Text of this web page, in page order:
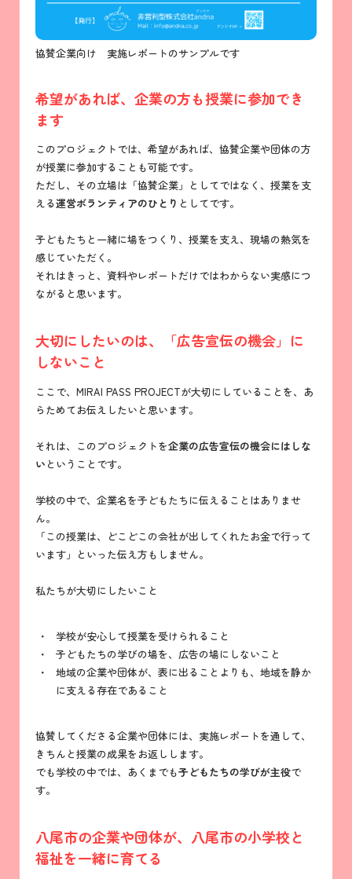
協賛企業向け 実施レポートのサンプルです
希望があれば、企業の方も授業に参加でき
ます
このプロジェクトでは、希望があれば、協賛企業や団体の方
が授業に参加することも可能です。
ただし、その立場は「協賛企業」としてではなく、授業を支
える運営ボランティアのひとり としてです。
子どもたちと一緒に場をつくり、授業を支え、現場の熱気を
感じていただく。
それはきっと、資料やレポートだけではわからない実感につ
ながると思います。
大切にしたいのは、「広告宣伝の機会」に
しないこと
ここで、MIRAI PASS PROJECTが大切にしていることを、あ
らためてお伝えしたいと思います。
それは、このプロジェクトを企業の広告宣伝の機会にはしな
い ということです。
学校の中で、企業名を子どもたちに伝えることはありませ
ん。
「この授業は、どこどこの会社が出してくれたお金で行って
います」といった伝え方もしません。
私たちが大切にしたいこと
学校が安心して授業を受けられること
子どもたちの学びの場を、広告の場にしないこと
地域の企業や団体が、表に出ることよりも、地域を静か
に支える存在であること
協賛してくださる企業や団体には、実施レポートを通して、
きちんと授業の成果をお返しします。
でも学校の中では、あくまでも子どもたちの学びが主役で
す。
八尾市の企業や団体が、八尾市の小学校と
福祉を一緒に育てる